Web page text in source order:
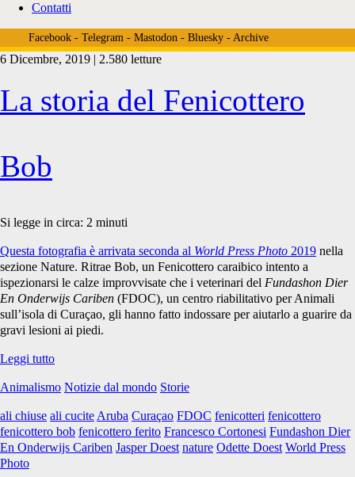
Contatti
Facebook- Telegram- Mastodon- Bluesky- Archive
Tag:
<span>fenicottero
ferito</span>
6 Dicembre, 2019 | 2.580 letture
La storia del Fenicottero
Bob
Si legge in circa: 2 minuti
Questa fotografia è arrivata seconda al World Press Photo 2019 nella
sezione Nature. Ritrae Bob, un Fenicottero caraibico intento a
ispezionarsi le calze improvvisate che i veterinari del Fundashon Dier
En Onderwijs Cariben (FDOC), un centro riabilitativo per Animali
sull’isola di Curaçao, gli hanno fatto indossare per aiutarlo a guarire da
gravi lesioni ai piedi.
Leggi tuttoLa
del
Bob
Animalismo Notizie dal mondo Storie
ali chiuse ali cucite Aruba Curaçao FDOC fenicotteri fenicottero
fenicottero bob fenicottero ferito Francesco Cortonesi Fundashon Dier
En Onderwijs Cariben Jasper Doest nature Odette Doest World Press
Photo